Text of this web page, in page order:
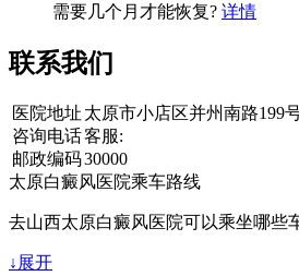
需要几个月才能恢复? 详情
联系我们
医院地址 太原市小店区并州南路199
咨询电话客服:
邮政编码30000
太原白癜风医院乘车路线
去山西太原白癜风医院可以乘坐哪些
↓展开